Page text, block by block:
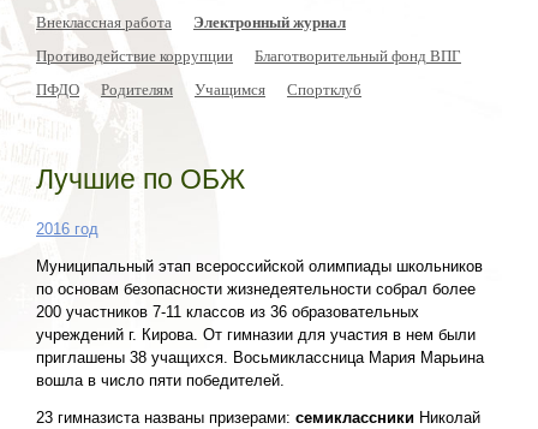
Внеклассная работа
Электронный журнал
Противодействие коррупции
Благотворительный фонд ВПГ
ПФДО
Родителям Учащимся Спортклуб
Лучшие по ОБЖ
2016 год
Муниципальный этап всероссийской олимпиады школьников
по основам безопасности жизнедеятельности собрал более
200 участников 7-11 классов из 36 образовательных
учреждений г. Кирова. От гимназии для участия в нем были
приглашены 38 учащихся. Восьмиклассница Мария Марьина
вошла в число пяти победителей.
23 гимназиста названы призерами: семиклассники Николай